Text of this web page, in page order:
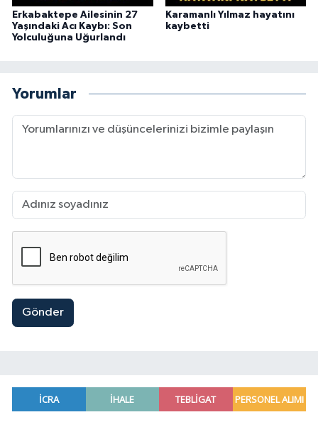
Erkabaktepe Ailesinin 27
Yaşındaki Acı Kaybı: Son
Yolculuğuna Uğurlandı
Karamanlı Yılmaz hayatını
kaybetti
Yorumlar
Gönder